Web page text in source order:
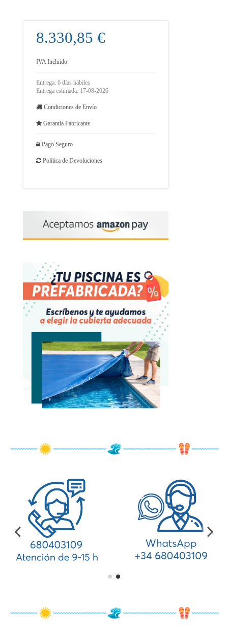
8.330,85 €
IVA Incluido
Entrega: 6 días hábiles
Entrega estimada: 17-08-2026
Condiciones de Envío
Garantía Fabricante
Pago Seguro
 Política de Devoluciones